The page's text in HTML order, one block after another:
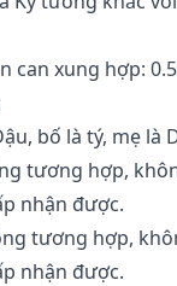
can xung hợp:
bố là tý, mẹ là
tương hợp,
nhận được.
tương hợp,
nhận được.